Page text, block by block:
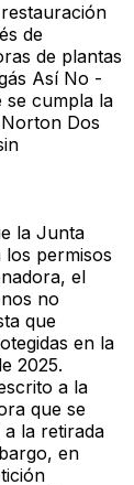
de
de plantas
Así No -
se cumpla la
Norton Dos
la Junta
permisos
el
no
que
en la
2025.
a la
que se
a la retirada
en